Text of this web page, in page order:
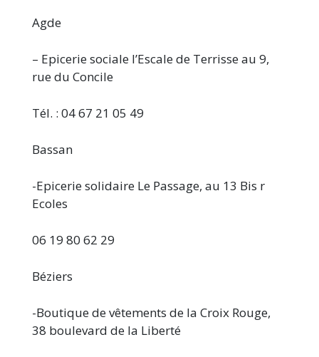
Agde
– Epicerie sociale l’Escale de Terrisse au 9,
rue du Concile
Tél. : 04 67 21 05 49
Bassan
-Epicerie solidaire Le Passage, au 13 Bis r
Ecoles
06 19 80 62 29
Béziers
-Boutique de vêtements de la Croix Rouge,
38 boulevard de la Liberté